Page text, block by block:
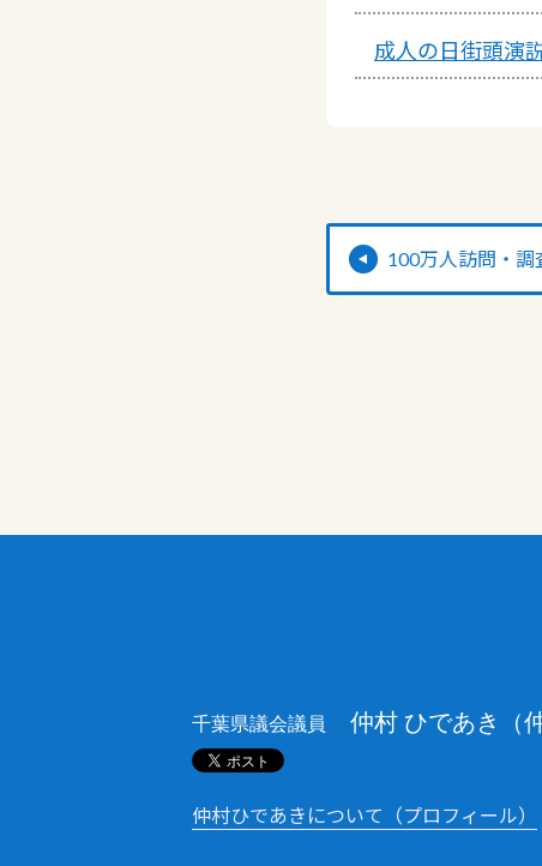
成人の日街頭演
100万人訪問・調
千葉県議会議員 仲村 ひであき（
仲村ひであきについて（プロフィール）